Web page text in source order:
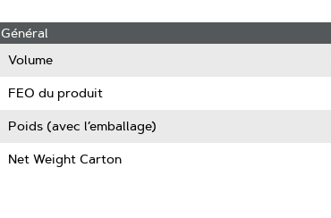
Général
Volume
FEO du produit
Poids (avec l’emballage)
Net Weight Carton